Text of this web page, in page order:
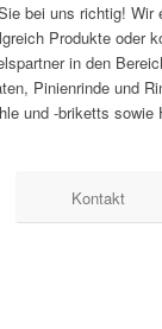
bei uns richtig! Wir
Produkte oder
in den
Pinienrinde und
und -briketts sowie
Kontakt